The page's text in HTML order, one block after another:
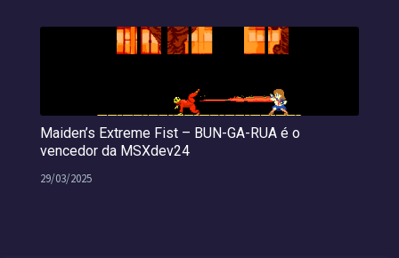
Maiden’s Extreme Fist – BUN-GA-RUA é o
vencedor da MSXdev24
29/03/2025